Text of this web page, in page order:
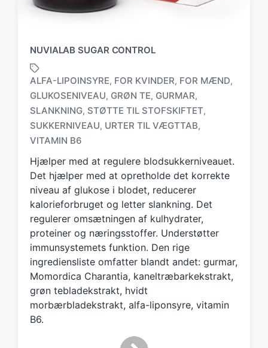
NUVIALAB SUGAR CONTROL
T
a
g
e
d
w
i
h
ALFA-LIPOINSYRE, FOR KVINDER, FOR MÆND,
GLUKOSENIVEAU, GRØN TE, GURMAR,
SLANKNING, STØTTE TIL STOFSKIFTET,
SUKKERNIVEAU, URTER TIL VÆGTTAB,
VITAMIN B6
Hjælper med at regulere blodsukkerniveauet.
Det hjælper med at opretholde det korrekte
niveau af glukose i blodet, reducerer
kalorieforbruget og letter slankning. Det
regulerer omsætningen af kulhydrater,
proteiner og næringsstoffer. Understøtter
immunsystemets funktion. Den rige
ingrediensliste omfatter blandt andet: gurmar,
Momordica Charantia, kaneltræbarkekstrakt,
grøn tebladekstrakt, hvidt
morbærbladekstrakt, alfa-liponsyre, vitamin
B6.